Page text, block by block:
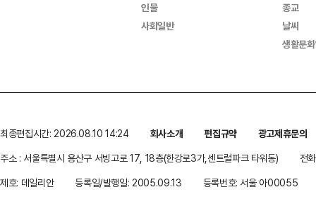
인물
사회일반
종교
날씨
생활문
최종편집시간: 2026.08.10 14:24 회사소개 편집규약
광고제휴문의
주소 : 서울특별시 용산구 서빙고로 17, 18층(한강로3가,센트럴파크 타워동)
전
제호: 데일리안
등록일/발행일: 2005.09.13 등록번호: 서울 아00055